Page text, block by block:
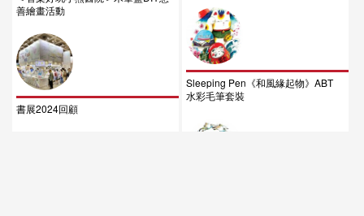
善繪畫活動
書展2024回顧
Sleeping Pen《和風緣起物》ABT
水彩毛筆套裝